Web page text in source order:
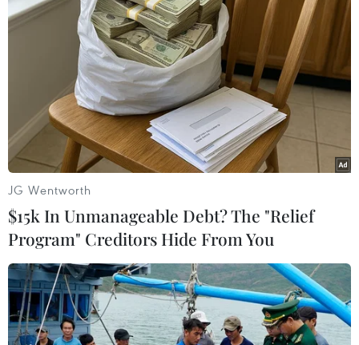
quan đến người và phương tiện nên Tổ công tác đã
tiến hành lập biên bản vi phạm hành chính với các
hành vi vi phạm: người đủ 16 tuổi đến 18 tuổi điều
khiển xe môtô có dung tích xylanh từ 50cm3 trở
lên; người từ đủ 14 tuổi đến dưới 16 tuổi điều khiển
xe môtô, xe gắn máy; không có giấy phép lái xe,
đăng ký xe; không có biển số xe; tụ tập cổ vũ đua xe
trái phép.
giữa đêm ở TP.HCM]
Trước đó, Phòng Cảnh sát giao thông Công an tỉnh
Đồng Nai đã nhiều lần truy quét, bắt giữ, xử phạt
các đối tượng tụ tập đua xe, gây rối trật tự công
cộng.
JG Wentworth
$15k In Unmanageable Debt? The "Relief
Program" Creditors Hide From You